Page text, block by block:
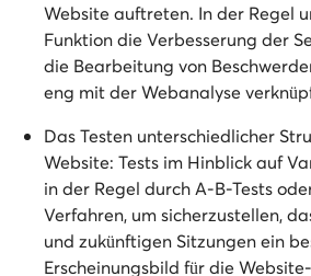
Website auftreten. In der Regel
Funktion die Verbesserung der
die Bearbeitung von
eng mit der Webanalyse
Das Testen unterschiedlicher
Website: Tests im Hinblick auf
in der Regel durch A-B-Tests
Verfahren, um sicherzustellen,
und zukünftigen Sitzungen ein
Erscheinungsbild für die